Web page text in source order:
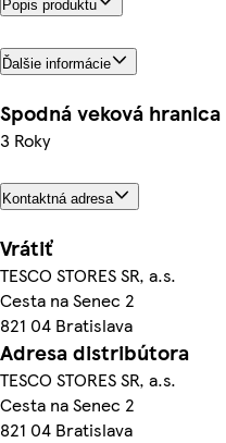
Popis produktu
Ďalšie informácie
Spodná veková hranica
3 Roky
Kontaktná adresa
Vrátiť
TESCO STORES SR, a.s.
Cesta na Senec 2
821 04 Bratislava
Adresa distribútora
TESCO STORES SR, a.s.
Cesta na Senec 2
821 04 Bratislava